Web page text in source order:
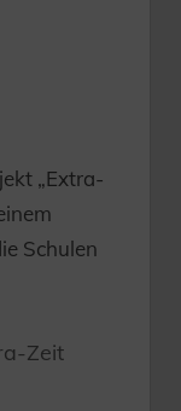
„Extra-
Schulen
Zeit